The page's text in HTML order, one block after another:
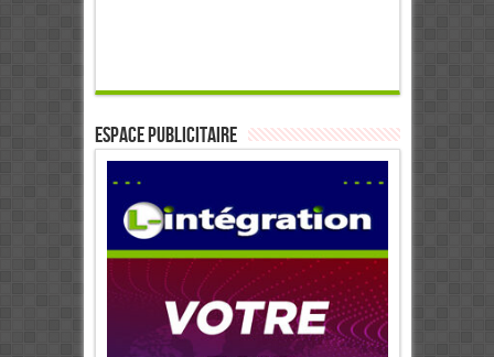
ESPACE PUBLICITAIRE